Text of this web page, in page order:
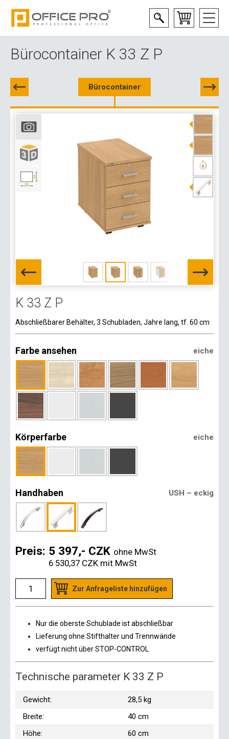
Bürocontainer K 33 Z P
Bürocontainer
K 33 Z P
Abschließbarer Behälter, 3 Schubladen, Jahre lang, tf. 60 cm
Farbe ansehen eiche
Körperfarbe eiche
Handhaben USH – eckig
Preis: 5 397,- CZK ohne MwSt
6 530,37 CZK mit MwSt
Zur Anfrageliste hinzufügen
Nur die oberste Schublade ist abschließbar
Lieferung ohne Stifthalter und Trennwände
verfügt nicht über STOP-CONTROL
Technische parameter K 33 Z P
Gewicht:
28,5 kg
Breite:
40 cm
Höhe:
60 cm